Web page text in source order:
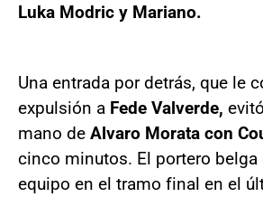
Luka Modric y Mariano.
Una entrada por detrás, que le
expulsión a Fede Valverde,
mano de Alvaro Morata con
cinco minutos. El portero belga
equipo en el tramo final en el